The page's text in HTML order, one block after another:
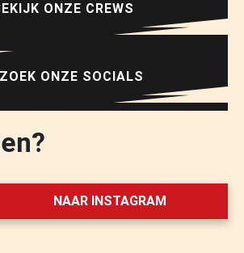
ONZE CREWS
ONZE SOCIALS
NAAR INSTAGRAM